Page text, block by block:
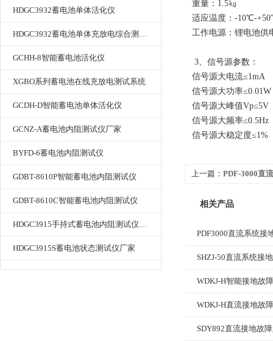
HDGC3932蓄电池单体活化仪
HDGC3932蓄电池单体充放电综合测试仪
GCHH-8智能蓄电池活化仪
XGBO系列蓄电池在线充放电测试系统
GCDH-D智能蓄电池单体活化仪
GCNZ-A蓄电池内阻测试仪厂家
BYFD-6蓄电池内阻测试仪
GDBT-8610P智能蓄电池内阻测试仪
GDBT-8610C智能蓄电池内阻测试仪
HDGC3915手持式蓄电池内阻测试仪厂家
HDGC3915S蓄电池状态测试仪厂家
重量：1.5㎏
适应温度：-10℃-
工作电源：锂电池供
3、信号源参数：
信号源大电流≤1mA
信号源大功率≤0.01W
信号源大峰值Vp≤5V
信号源大频率≤0.5Hz
信号源大稳定度≤1%
上一篇： PDF-3000直
相关产品
PDF3000直流系统接
SHZJ-50直流系统接
WDKJ-H智能接地故
WDKJ-H直流接地故
SDY892直流接地故